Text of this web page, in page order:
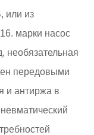
или из
марки насос
необязательная
передовыми
и антиржа в